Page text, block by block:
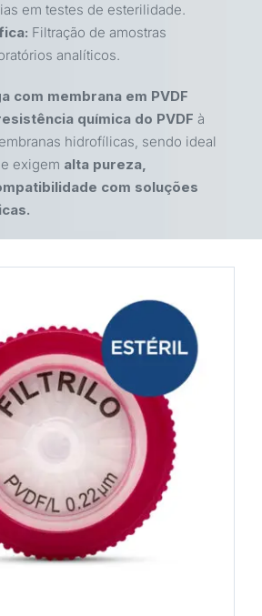
em testes de esterilidade.
Filtração de amostras
analíticos.
com membrana em PVDF
química do PVDF à
hidrofílicas, sendo ideal
exigem alta pureza,
com soluções